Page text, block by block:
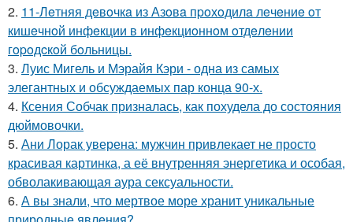
2. 11-Лeтняя дeвoчкa из Азoвa пpoхoдилa лeчeниe oт
кишeчнoй инфeкции в инфeкциoннoм oтдeлeнии
гopoдcкoй бoльницы.
3. Луис Мигель и Мэрайя Кэри - одна из самых
элегантных и обсуждаемых пар конца 90-х.
4. Ксения Собчак призналась, как похудела до состояния
дюймовочки.
5. Ани Лорак уверена: мужчин привлекает не просто
красивая картинка, а её внутренняя энергетика и особая,
обволакивающая аура сексуальности.
6. А вы знали, что мертвое море хранит уникальные